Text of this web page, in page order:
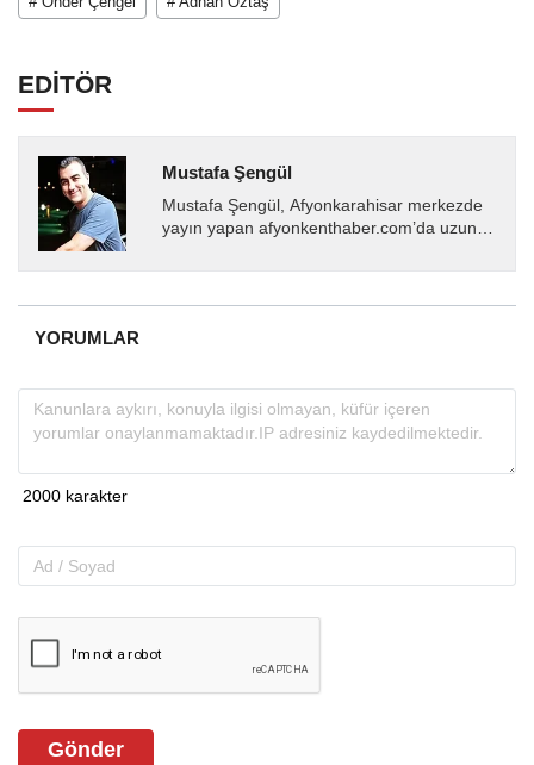
EDİTÖR
Mustafa Şengül
Mustafa Şengül, Afyonkarahisar merkezde
yayın yapan afyonkenthaber.com’da uzun
almakta, haber akışı...
YORUMLAR
Gönder